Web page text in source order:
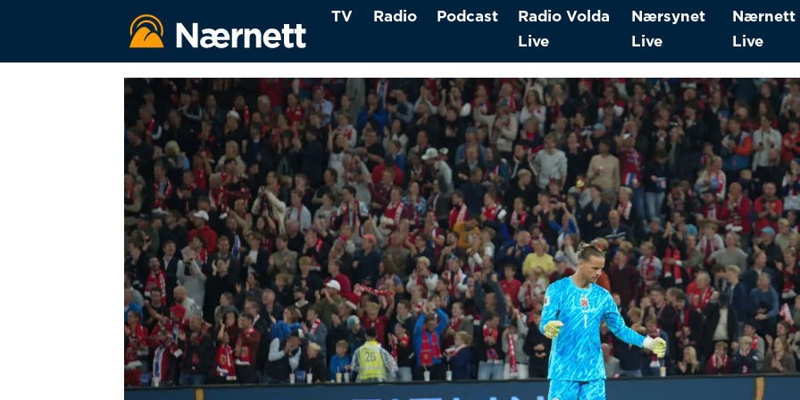
TV Radio Podcast
Radio Volda
Live
Nærsynet
Live
Nærnett
Live